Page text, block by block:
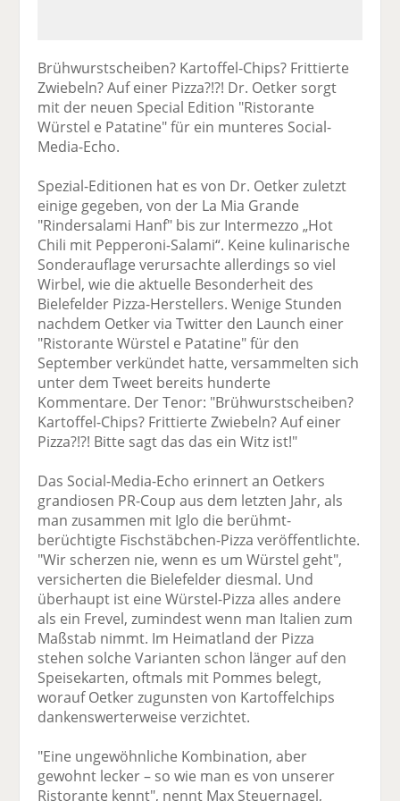
Brühwurstscheiben? Kartoffel-Chips? Frittierte
Zwiebeln? Auf einer Pizza?!?! Dr. Oetker sorgt
mit der neuen Special Edition "Ristorante
Würstel e Patatine" für ein munteres Social-
Media-Echo.
Spezial-Editionen hat es von Dr. Oetker zuletzt
einige gegeben, von der La Mia Grande
"Rindersalami Hanf" bis zur Intermezzo „Hot
Chili mit Pepperoni-Salami“. Keine kulinarische
Sonderauflage verursachte allerdings so viel
Wirbel, wie die aktuelle Besonderheit des
Bielefelder Pizza-Herstellers. Wenige Stunden
nachdem Oetker via Twitter den Launch einer
"Ristorante Würstel e Patatine" für den
September verkündet hatte, versammelten sich
unter dem Tweet bereits hunderte
Kommentare. Der Tenor: "Brühwurstscheiben?
Kartoffel-Chips? Frittierte Zwiebeln? Auf einer
Pizza?!?! Bitte sagt das das ein Witz ist!"
Das Social-Media-Echo erinnert an Oetkers
grandiosen PR-Coup aus dem letzten Jahr, als
man zusammen mit Iglo die berühmt-
berüchtigte Fischstäbchen-Pizza veröffentlichte.
"Wir scherzen nie, wenn es um Würstel geht",
versicherten die Bielefelder diesmal. Und
überhaupt ist eine Würstel-Pizza alles andere
als ein Frevel, zumindest wenn man Italien zum
Maßstab nimmt. Im Heimatland der Pizza
stehen solche Varianten schon länger auf den
Speisekarten, oftmals mit Pommes belegt,
worauf Oetker zugunsten von Kartoffelchips
dankenswerterweise verzichtet.
"Eine ungewöhnliche Kombination, aber
gewohnt lecker – so wie man es von unserer
Ristorante kennt", nennt Max Steuernagel,